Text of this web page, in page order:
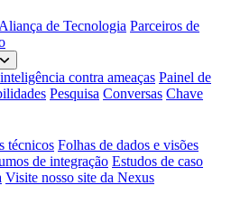
de Tecnologia Parceiros de
inteligência contra ameaças Painel de
Pesquisa Conversas Chave
técnicos Folhas de dados e visões
de integração Estudos de caso
Visite nosso site da Nexus